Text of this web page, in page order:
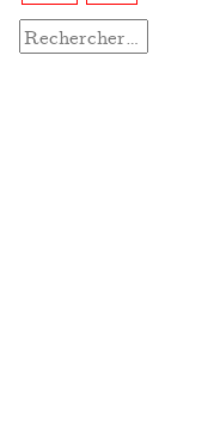
Rechercher :